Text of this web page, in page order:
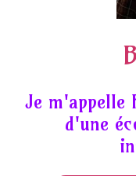
Je m'appelle
d'une